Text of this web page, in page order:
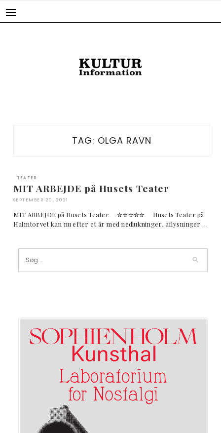
TAG: OLGA RAVN
TEATER
MIT ARBEJDE på Husets Teater
SEPTEMBER 20, 2021
MIT ARBEJDE på Husets Teater ✮✮✮✮✮ Husets Teater på
Halmtorvet kan nu efter et år med nedlukninger, aflysninger …